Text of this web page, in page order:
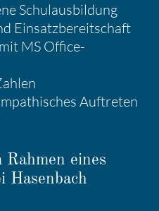
Schul­aus­bil­dung
Einsatz­be­reit­schaft
MS Office-
Auftreten
eines
Hasen­bach